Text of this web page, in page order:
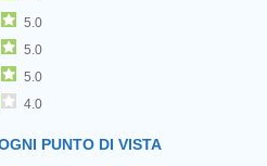
5.0
5.0
5.0
4.0
PUNTO DI VISTA